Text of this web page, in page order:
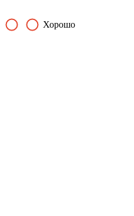
Хорошо